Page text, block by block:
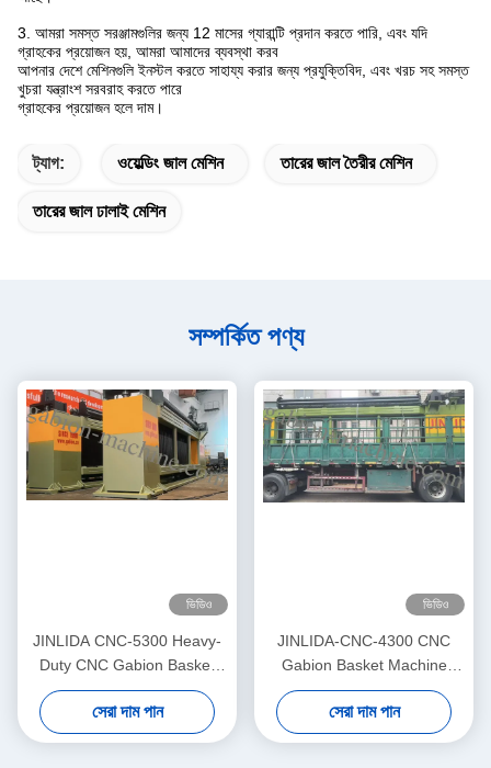
3. আমরা সমস্ত সরঞ্জামগুলির জন্য 12 মাসের গ্যারান্টি প্রদান করতে পারি, এবং যদি
গ্রাহকের প্রয়োজন হয়, আমরা আমাদের ব্যবস্থা করব
আপনার দেশে মেশিনগুলি ইনস্টল করতে সাহায্য করার জন্য প্রযুক্তিবিদ, এবং খরচ সহ সমস্ত
খুচরা যন্ত্রাংশ সরবরাহ করতে পারে
গ্রাহকের প্রয়োজন হলে দাম।
ট্যাগ: ওয়েল্ডিং জাল মেশিন তারের জাল তৈরীর মেশিন
তারের জাল ঢালাই মেশিন
সম্পর্কিত পণ্য
ভিডিও
JINLIDA CNC-5300 Heavy-
Duty CNC Gabion Basket
Welding Machine 5300mm
Width Double Twist Mesh
Production Equipment
সেরা দাম পান
ভিডিও
JINLIDA-CNC-4300 CNC
Gabion Basket Machine
4300mm Working Width
Servo-Driven Double Twist
Mesh Equipment
সেরা দাম পান